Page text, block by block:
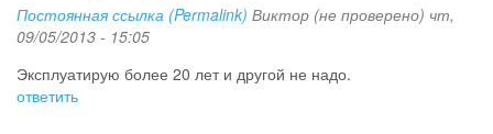
Постоянная ссылка (Permalink) Виктор (не проверено) чт,
09/05/2013 - 15:05
Эксплуатирую более 20 лет и другой не надо.
ответить